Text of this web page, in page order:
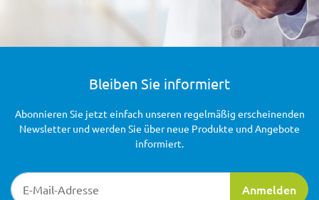
Bleiben Sie informiert
Newsletter-Registrierung
Anmelden
Abonnieren Sie jetzt einfach unseren regelmäßig erscheinenden
Newsletter und werden Sie über neue Produkte und Angebote
informiert.